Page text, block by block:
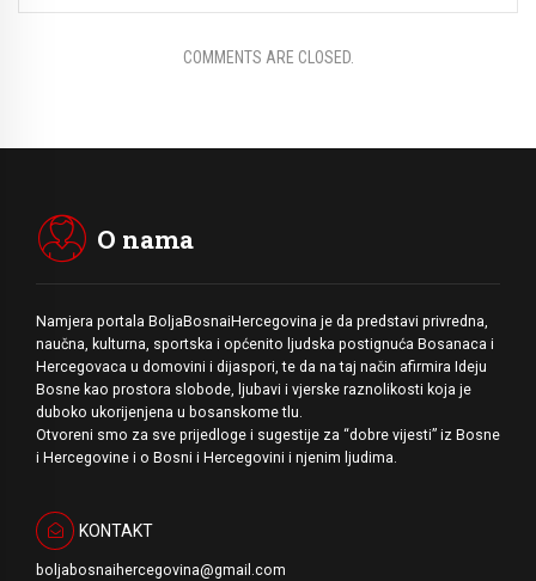
COMMENTS ARE CLOSED.
O nama
Namjera portala BoljaBosnaiHercegovina je da predstavi privredna,
naučna, kulturna, sportska i općenito ljudska postignuća Bosanaca i
Hercegovaca u domovini i dijaspori, te da na taj način afirmira Ideju
Bosne kao prostora slobode, ljubavi i vjerske raznolikosti koja je
duboko ukorijenjena u bosanskome tlu.
Otvoreni smo za sve prijedloge i sugestije za “dobre vijesti” iz Bosne
i Hercegovine i o Bosni i Hercegovini i njenim ljudima.
KONTAKT
boljabosnaihercegovina@gmail.com